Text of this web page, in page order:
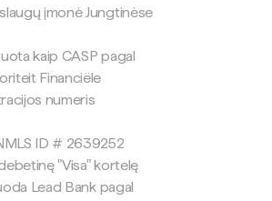
įmonė Jungtinėse
kaip CASP pagal
Financiële
numeris
ID # 2639252
"Visa" kortelę
Lead Bank pagal